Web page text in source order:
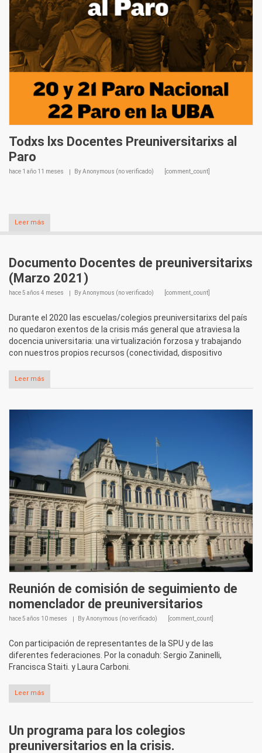
Todxs lxs Docentes Preuniversitarixs al
Paro
hace 1 año 11 meses ByAnonymous (no verificado) [comment_count]
Leer más
Documento Docentes de preuniversitarixs
(Marzo 2021)
hace5 años 4 meses ByAnonymous (no verificado) [comment_count]
Durante el 2020 las escuelas/colegios preuniversitarixs del país
no quedaron exentos de la crisis más general que atraviesa la
docencia universitaria: una virtualización forzosa y trabajando
con nuestros propios recursos (conectividad, dispositivo
Leer más
Reunión de comisión de seguimiento de
nomenclador de preuniversitarios
hace5 años 10 meses ByAnonymous (no verificado) [comment_count]
Con participación de representantes de la SPU y de las
diferentes federaciones. Por la conaduh: Sergio Zaninelli,
Francisca Staiti. y Laura Carboni.
Leer más
Un programa para los colegios
preuniversitarios en la crisis.